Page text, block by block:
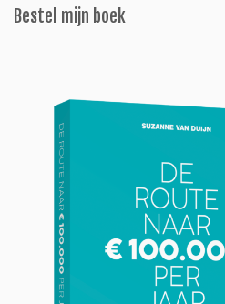
Bestel mijn boek